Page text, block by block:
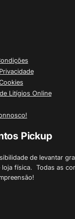
Litígios Online
Pickup
de levantar
loja física. Todas as